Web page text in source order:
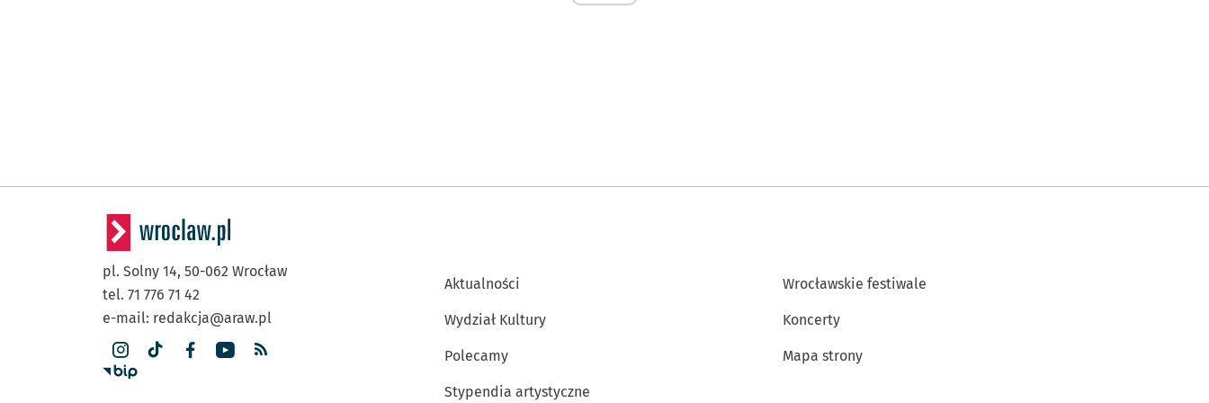
pl. Solny 14, 50-062 Wrocław
tel. 71 776 71 42
e-mail: redakcja@araw.pl
Aktualności
Wydział Kultury
Polecamy
Stypendia artystyczne
Wrocławskie festiwale
Koncerty
Mapa strony